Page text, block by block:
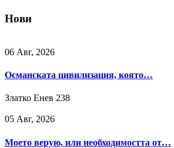
Нови
06 Авг, 2026
Османската цивилизация, която…
Златко Енев 238
05 Авг, 2026
Моето верую, или необходимостта от…